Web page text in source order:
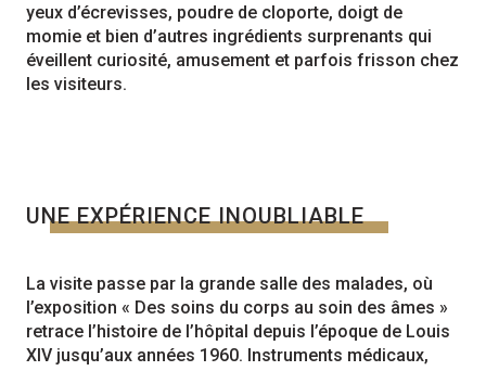
yeux d’écrevisses, poudre de cloporte, doigt de
momie et bien d’autres ingrédients surprenants qui
éveillent curiosité, amusement et parfois frisson chez
les visiteurs.
UNE EXPÉRIENCE INOUBLIABLE
La visite passe par la grande salle des malades, où
l’exposition « Des soins du corps au soin des âmes »
retrace l’histoire de l’hôpital depuis l’époque de Louis
XIV jusqu’aux années 1960. Instruments médicaux,